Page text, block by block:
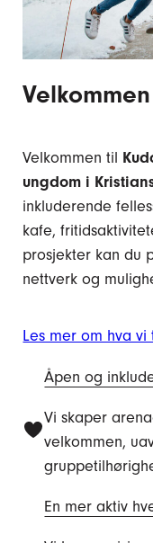
Velkommen til
ungdom i
inkluderende
kafe,
prosjekter kan du
nettverk og
Les mer om hva vi
Åpen og
Vi skaper
velkommen,
En mer aktiv